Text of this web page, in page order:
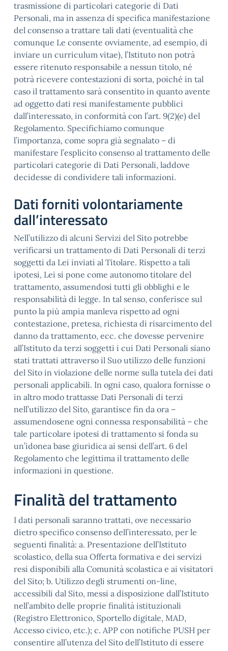
trasmissione di particolari categorie di Dati
Personali, ma in assenza di specifica manifestazione
del consenso a trattare tali dati (eventualità che
comunque Le consente ovviamente, ad esempio, di
inviare un curriculum vitae), l’Istituto non potrà
essere ritenuto responsabile a nessun titolo, né
potrà ricevere contestazioni di sorta, poiché in tal
caso il trattamento sarà consentito in quanto avente
ad oggetto dati resi manifestamente pubblici
dall’interessato, in conformità con l’art. 9(2)(e) del
Regolamento. Specifichiamo comunque
l’importanza, come sopra già segnalato – di
manifestare l’esplicito consenso al trattamento delle
particolari categorie di Dati Personali, laddove
decidesse di condividere tali informazioni.
Dati forniti volontariamente
dall’interessato
Nell’utilizzo di alcuni Servizi del Sito potrebbe
verificarsi un trattamento di Dati Personali di terzi
soggetti da Lei inviati al Titolare. Rispetto a tali
ipotesi, Lei si pone come autonomo titolare del
trattamento, assumendosi tutti gli obblighi e le
responsabilità di legge. In tal senso, conferisce sul
punto la più ampia manleva rispetto ad ogni
contestazione, pretesa, richiesta di risarcimento del
danno da trattamento, ecc. che dovesse pervenire
all’Istituto da terzi soggetti i cui Dati Personali siano
stati trattati attraverso il Suo utilizzo delle funzioni
del Sito in violazione delle norme sulla tutela dei dati
personali applicabili. In ogni caso, qualora fornisse o
in altro modo trattasse Dati Personali di terzi
nell’utilizzo del Sito, garantisce fin da ora –
assumendosene ogni connessa responsabilità – che
tale particolare ipotesi di trattamento si fonda su
un’idonea base giuridica ai sensi dell’art. 6 del
Regolamento che legittima il trattamento delle
informazioni in questione.
Finalità del trattamento
I dati personali saranno trattati, ove necessario
dietro specifico consenso dell’interessato, per le
seguenti finalità: a. Presentazione dell’Istituto
scolastico, della sua Offerta formativa e dei servizi
resi disponibili alla Comunità scolastica e ai visitatori
del Sito; b. Utilizzo degli strumenti on-line,
accessibili dal Sito, messi a disposizione dall’Istituto
nell’ambito delle proprie finalità istituzionali
(Registro Elettronico, Sportello digitale, MAD,
Accesso civico, etc.); c. APP con notifiche PUSH per
consentire all’utenza del Sito dell’Istituto di essere